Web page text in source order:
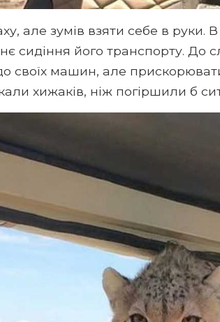
але зумів взяти себе в руки.
сидіння його транспорту. До
своїх машин, але
хижаків, ніж погіршили б